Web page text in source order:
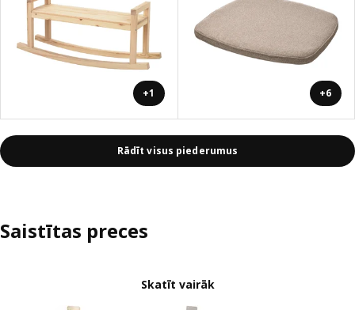
+1 +6
Rādīt visus piederumus
Saistītas preces
Skatīt vairāk